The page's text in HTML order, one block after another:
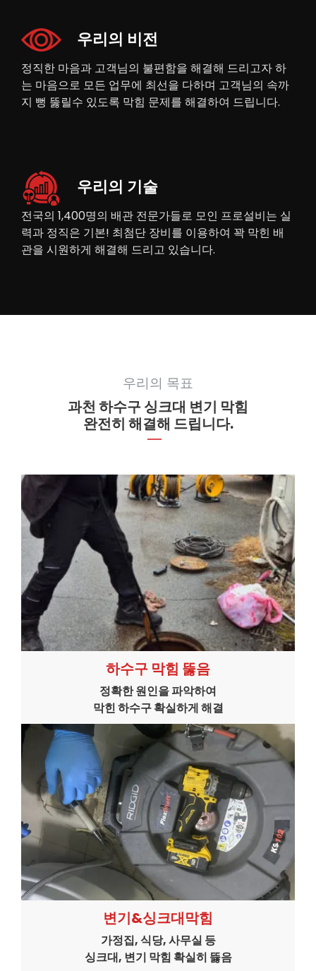
우리의 비전
정직한 마음과 고객님의 불편함을 해결해 드리고자 하
는 마음으로 모든 업무에 최선을 다하며 고객님의 속까
지 뻥 뚫릴수 있도록 막힘 문제를 해결하여 드립니다.
우리의 기술
전국의 1,400명의 배관 전문가들로 모인 프로설비는 실
력과 정직은 기본! 최첨단 장비를 이용하여 꽉 막힌 배
관을 시원하게 해결해 드리고 있습니다.
우리의 목표
과천 하수구 싱크대 변기 막힘
완전히 해결해 드립니다.
하수구 막힘 뚫음
정확한 원인을 파악하여
막힌 하수구 확실하게 해결
변기&싱크대막힘
가정집, 식당, 사무실 등
싱크대, 변기 막힘 확실히 뜷음